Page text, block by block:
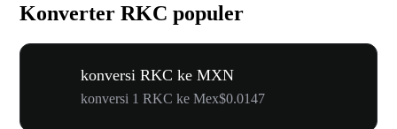
Konverter RKC populer
konversi RKC ke MXN
konversi 1 RKC ke Mex$0.0147